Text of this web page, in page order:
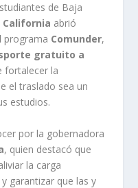
de Baja
California abrió
programa Comunder,
gratuito a
fortalecer la
el traslado sea un
estudios.
por la gobernadora
, quien destacó que
la carga
garantizar que las y